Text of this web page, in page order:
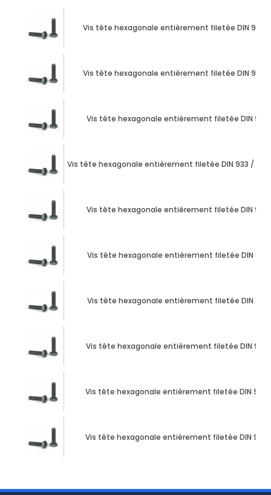
Vis tête hexagonale entièrement filetée DIN 933
Vis tête hexagonale entièrement filetée DIN 933
Vis tête hexagonale entièrement filetée DIN 933
Vis tête hexagonale entièrement filetée DIN 933 / ISO
Vis tête hexagonale entièrement filetée DIN 933
Vis tête hexagonale entièrement filetée DIN 933
Vis tête hexagonale entièrement filetée DIN 933
Vis tête hexagonale entièrement filetée DIN 933
Vis tête hexagonale entièrement filetée DIN 933
Vis tête hexagonale entièrement filetée DIN 933